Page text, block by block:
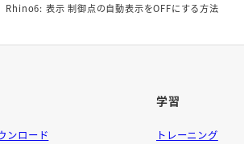
Rhino6: 表示 制御点の自動表示をOFFにする方法
ンロード
学習
トレーニング